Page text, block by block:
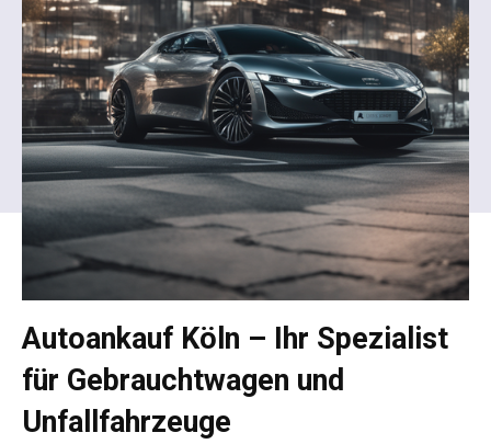
Autoankauf Köln – Ihr Spezialist
für Gebrauchtwagen und
Unfallfahrzeuge